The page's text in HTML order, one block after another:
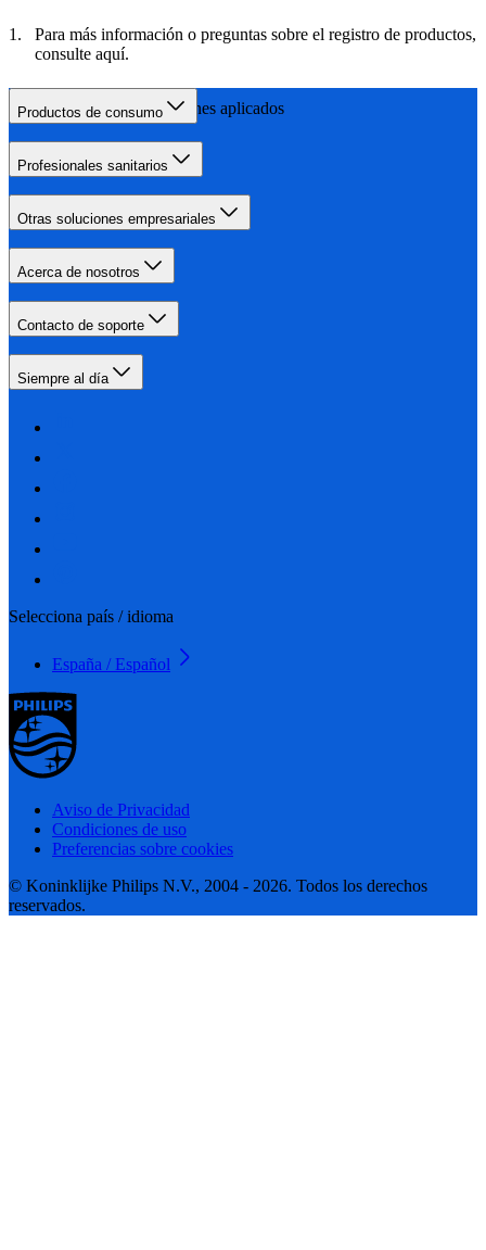
Para más información o preguntas sobre el registro de productos,
consulte aquí.
los términos y condiciones aplicados
Productos de consumo
Profesionales sanitarios
Otras soluciones empresariales
Acerca de nosotros
Contacto de soporte
Siempre al día
Selecciona país / idioma
España / Español
Aviso de Privacidad
Condiciones de uso
Preferencias sobre cookies
© Koninklijke Philips N.V., 2004 - 2026. Todos los derechos
reservados.